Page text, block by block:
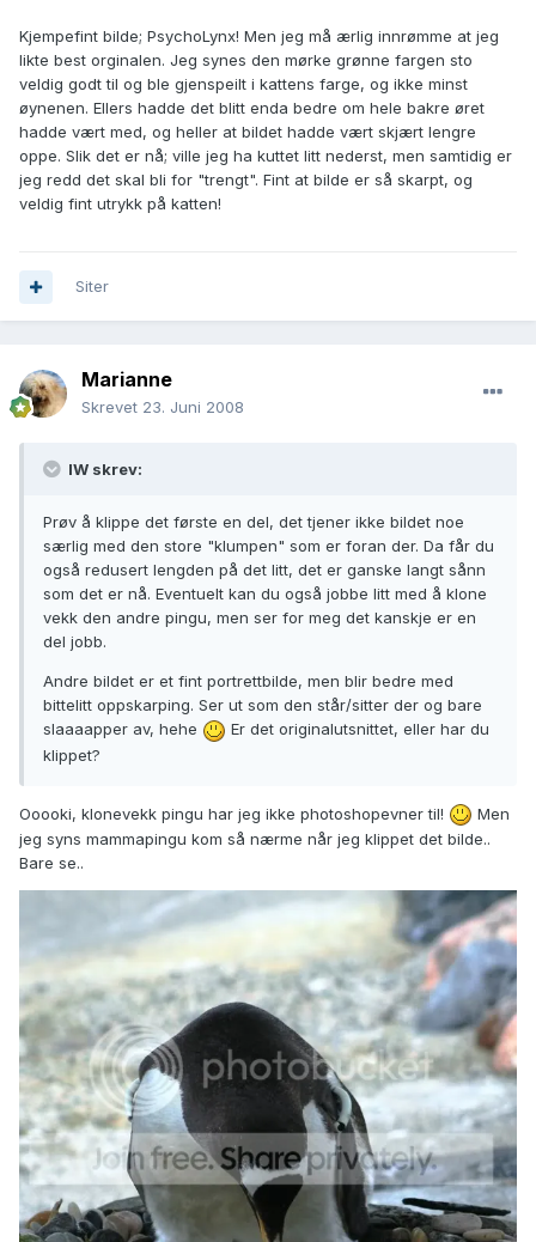
Kjempefint bilde; PsychoLynx! Men jeg må ærlig innrømme at jeg
likte best orginalen. Jeg synes den mørke grønne fargen sto
veldig godt til og ble gjenspeilt i kattens farge, og ikke minst
øynenen. Ellers hadde det blitt enda bedre om hele bakre øret
hadde vært med, og heller at bildet hadde vært skjært lengre
oppe. Slik det er nå; ville jeg ha kuttet litt nederst, men samtidig er
jeg redd det skal bli for "trengt". Fint at bilde er så skarpt, og
veldig fint utrykk på katten!
Siter
Marianne
Skrevet 23. Juni 2008
IW skrev:
Prøv å klippe det første en del, det tjener ikke bildet noe
særlig med den store "klumpen" som er foran der. Da får du
også redusert lengden på det litt, det er ganske langt sånn
som det er nå. Eventuelt kan du også jobbe litt med å klone
vekk den andre pingu, men ser for meg det kanskje er en
del jobb.
Andre bildet er et fint portrettbilde, men blir bedre med
bittelitt oppskarping. Ser ut som den står/sitter der og bare
slaaaapper av, hehe
Er det originalutsnittet, eller har du
klippet?
Ooooki, klonevekk pingu har jeg ikke photoshopevner til!
Men
jeg syns mammapingu kom så nærme når jeg klippet det bilde..
Bare se..